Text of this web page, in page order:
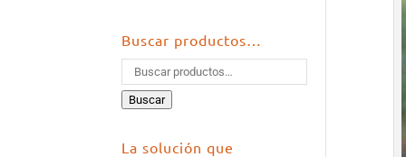
Buscar productos…
Buscar
La solución que